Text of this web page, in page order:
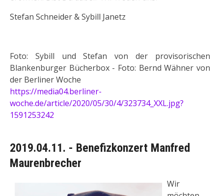
Stefan Schneider & Sybill Janetz
Foto: Sybill und Stefan von der provisorischen
Blankenburger Bücherbox - Foto: Bernd Wähner von
der Berliner Woche
https://media04.berliner-
woche.de/article/2020/05/30/4/323734_XXL.jpg?
1591253242
2019.04.11. - Benefizkonzert Manfred
Maurenbrecher
Wir